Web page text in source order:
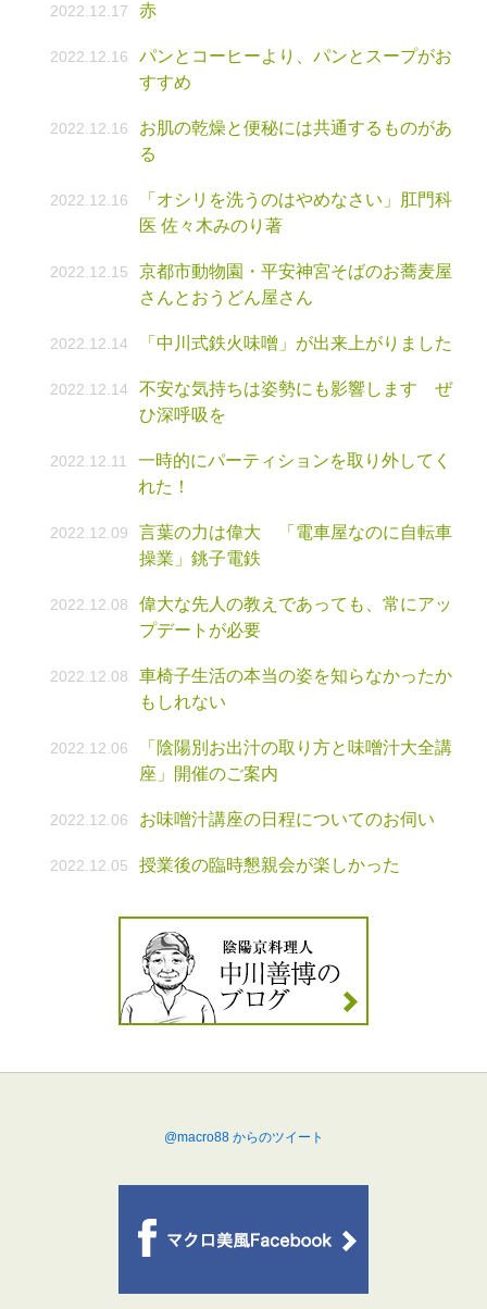
2022.12.17 赤
2022.12.16
パンとコーヒーより、パンとスープがお
すすめ
2022.12.16
お肌の乾燥と便秘には共通するものがあ
る
2022.12.16
「オシリを洗うのはやめなさい」肛門科
医 佐々木みのり著
2022.12.15
京都市動物園・平安神宮そばのお蕎麦屋
さんとおうどん屋さん
2022.12.14 「中川式鉄火味噌」が出来上がりました
2022.12.14
不安な気持ちは姿勢にも影響します ぜ
ひ深呼吸を
2022.12.11
一時的にパーティションを取り外してく
れた！
2022.12.09
言葉の力は偉大 「電車屋なのに自転車
操業」銚子電鉄
2022.12.08
偉大な先人の教えであっても、常にアッ
プデートが必要
2022.12.08
車椅子生活の本当の姿を知らなかったか
もしれない
2022.12.06
「陰陽別お出汁の取り方と味噌汁大全講
座」開催のご案内
2022.12.06 お味噌汁講座の日程についてのお伺い
2022.12.05 授業後の臨時懇親会が楽しかった
@macro88 からのツイート